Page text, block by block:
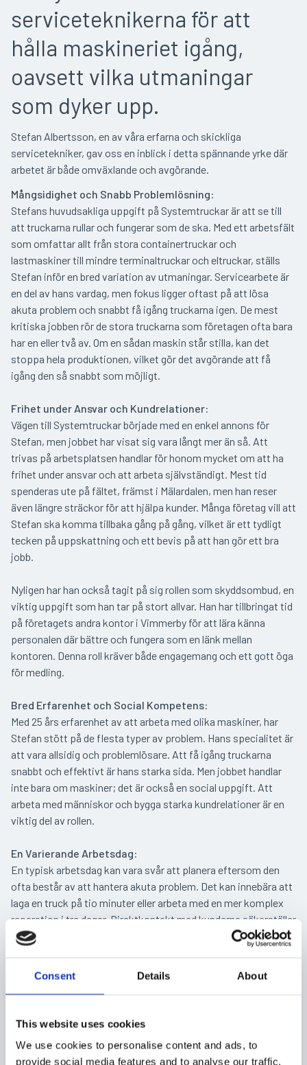
Consent Details About
This website uses cookies
We use cookies to personalise content and ads, to
provide social media features and to analyse our traffic.
serviceteknikerna för att
hålla maskineriet igång,
oavsett vilka utmaningar
som dyker upp.
Stefan Albertsson, en av våra erfarna och skickliga
servicetekniker, gav oss en inblick i detta spännande yrke där
arbetet är både omväxlande och avgörande.
Mångsidighet och Snabb Problemlösning:
Stefans huvudsakliga uppgift på Systemtruckar är att se till
att truckarna rullar och fungerar som de ska. Med ett arbetsfält
som omfattar allt från stora containertruckar och
lastmaskiner till mindre terminaltruckar och eltruckar, ställs
Stefan inför en bred variation av utmaningar. Servicearbete är
en del av hans vardag, men fokus ligger oftast på att lösa
akuta problem och snabbt få igång truckarna igen. De mest
kritiska jobben rör de stora truckarna som företagen ofta bara
har en eller två av. Om en sådan maskin står stilla, kan det
stoppa hela produktionen, vilket gör det avgörande att få
igång den så snabbt som möjligt.
Frihet under Ansvar och Kundrelationer:
Vägen till Systemtruckar började med en enkel annons för
Stefan, men jobbet har visat sig vara långt mer än så. Att
trivas på arbetsplatsen handlar för honom mycket om att ha
frihet under ansvar och att arbeta självständigt. Mest tid
spenderas ute på fältet, främst i Mälardalen, men han reser
även längre sträckor för att hjälpa kunder. Många företag vill att
Stefan ska komma tillbaka gång på gång, vilket är ett tydligt
tecken på uppskattning och ett bevis på att han gör ett bra
jobb.
Nyligen har han också tagit på sig rollen som skyddsombud, en
viktig uppgift som han tar på stort allvar. Han har tillbringat tid
på företagets andra kontor i Vimmerby för att lära känna
personalen där bättre och fungera som en länk mellan
kontoren. Denna roll kräver både engagemang och ett gott öga
för medling.
Bred Erfarenhet och Social Kompetens:
Med 25 års erfarenhet av att arbeta med olika maskiner, har
Stefan stött på de flesta typer av problem. Hans specialitet är
att vara allsidig och problemlösare. Att få igång truckarna
snabbt och effektivt är hans starka sida. Men jobbet handlar
inte bara om maskiner; det är också en social uppgift. Att
arbeta med människor och bygga starka kundrelationer är en
viktig del av rollen.
En Varierande Arbetsdag:
En typisk arbetsdag kan vara svår att planera eftersom den
ofta består av att hantera akuta problem. Det kan innebära att
laga en truck på tio minuter eller arbeta med en mer komplex
reparation i tre dagar. Direktkontakt med kunderna säkerställer
att de alltid vet när och hur Stefan kan komma för att hjälpa
hydraulslangar och olika typer av oljeläckage. En av de mest
med deras unika konstruktion av två hjul på ena sidan och en